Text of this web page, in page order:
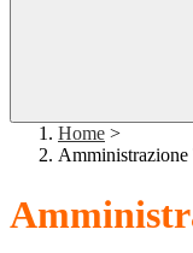
Home >
Amministrazione